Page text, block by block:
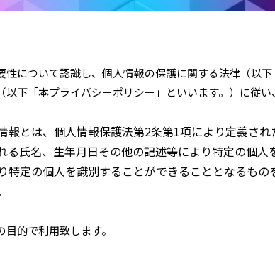
について認識し、個人情報の保護に関する法律（以
下「本プライバシーポリシー」といいます。）に従い
報とは、個人情報保護法第2条第1項により定義さ
る氏名、生年月日その他の記述等により特定の個
特定の個人を識別することができることとなるも
的で利用致します。